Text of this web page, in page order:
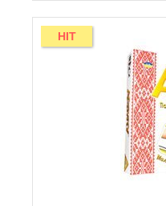
HIT